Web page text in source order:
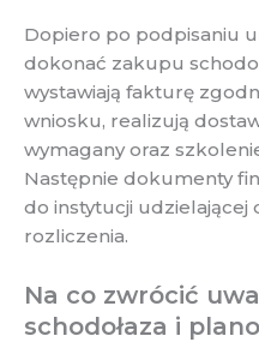
Dopiero po podpisaniu
dokonać zakupu
wystawiają fakturę
wniosku, realizują
wymagany oraz
Następnie dokumenty
do instytucji udzielającej
rozliczenia.
Na co zwrócić
schodołaza i